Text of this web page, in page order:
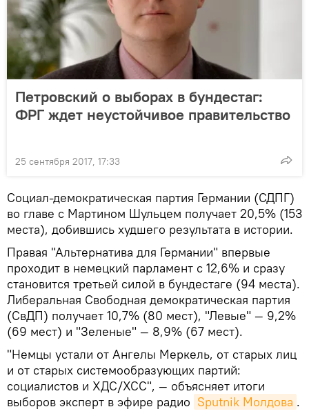
Петровский о выборах в бундестаг:
ФРГ ждет неустойчивое правительство
25 сентября 2017, 17:33
Социал-демократическая партия Германии (СДПГ)
во главе с Мартином Шульцем получает 20,5% (153
места), добившись худшего результата в истории.
Правая "Альтернатива для Германии" впервые
проходит в немецкий парламент с 12,6% и сразу
становится третьей силой в бундестаге (94 места).
Либеральная Свободная демократическая партия
(СвДП) получает 10,7% (80 мест), "Левые" — 9,2%
(69 мест) и "Зеленые" — 8,9% (67 мест).
"Немцы устали от Ангелы Меркель, от старых лиц
и от старых системообразующих партий:
социалистов и ХДС/ХСС", — объясняет итоги
выборов эксперт в эфире радио Sputnik Молдова .